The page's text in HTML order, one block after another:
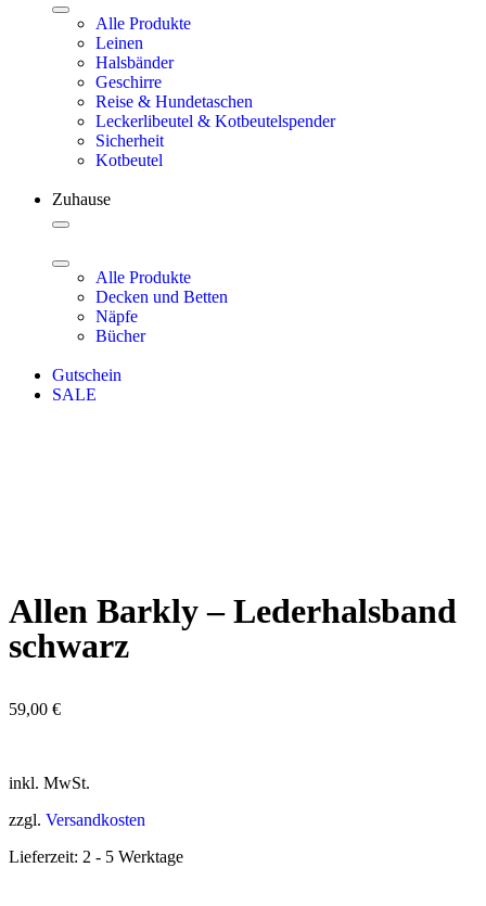
Alle Produkte
Leinen
Halsbänder
Geschirre
Reise & Hundetaschen
Leckerlibeutel & Kotbeutelspender
Sicherheit
Kotbeutel
Zuhause
Alle Produkte
Decken und Betten
Näpfe
Bücher
Gutschein
SALE
Allen Barkly – Lederhalsband
schwarz
59,00 €
inkl. MwSt.
zzgl. Versandkosten
Lieferzeit: 2 - 5 Werktage